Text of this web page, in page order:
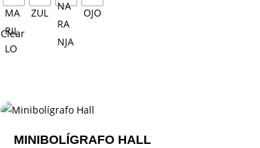
Clear
MINIBOLÍGRAFO HALL